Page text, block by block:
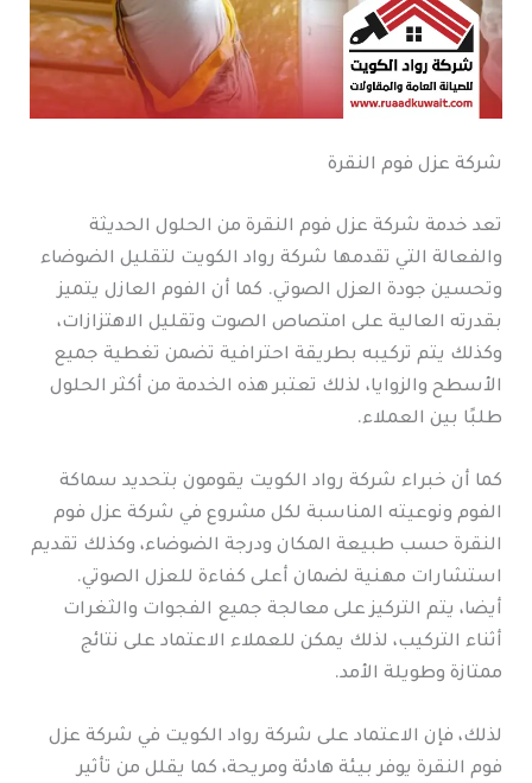
شركة عزل فوم النقرة
تعد خدمة شركة عزل فوم النقرة من الحلول الحديثة
والفعالة التي تقدمها شركة رواد الكويت لتقليل الضوضاء
وتحسين جودة العزل الصوتي. كما أن الفوم العازل يتميز
بقدرته العالية على امتصاص الصوت وتقليل الاهتزازات،
وكذلك يتم تركيبه بطريقة احترافية تضمن تغطية جميع
الأسطح والزوايا، لذلك تعتبر هذه الخدمة من أكثر الحلول
طلبًا بين العملاء.
كما أن خبراء شركة رواد الكويت يقومون بتحديد سماكة
الفوم ونوعيته المناسبة لكل مشروع في شركة عزل فوم
النقرة حسب طبيعة المكان ودرجة الضوضاء، وكذلك تقديم
استشارات مهنية لضمان أعلى كفاءة للعزل الصوتي.
أيضا، يتم التركيز على معالجة جميع الفجوات والثغرات
أثناء التركيب، لذلك يمكن للعملاء الاعتماد على نتائج
ممتازة وطويلة الأمد.
لذلك، فإن الاعتماد على شركة رواد الكويت في شركة عزل
فوم النقرة يوفر بيئة هادئة ومريحة، كما يقلل من تأثير